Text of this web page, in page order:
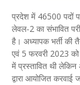
प्रदेश में 46500 पदों
लेवल-2 का संभावित
है। अध्यापक भर्ती की
एवं 5 फरवरी 2023 को
में प्रस्तावित थी लेकिन
द्वारा आयोजित करवाई